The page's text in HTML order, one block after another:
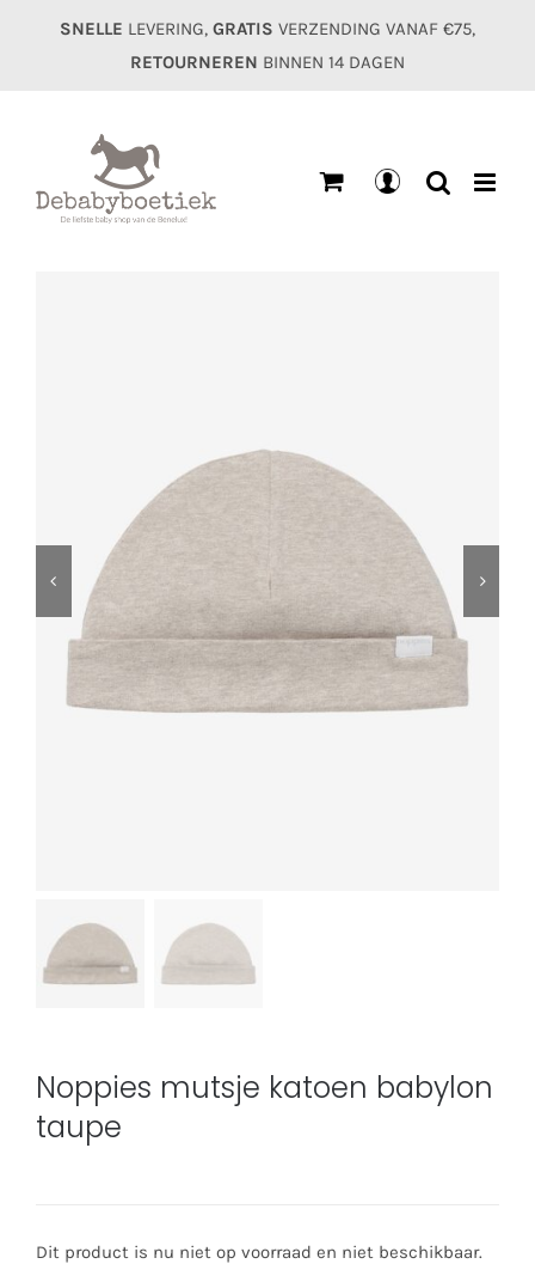
SNELLE LEVERING, GRATIS VERZENDING VANAF €75,
RETOURNEREN BINNEN 14 DAGEN
Noppies mutsje katoen babylon
taupe
Dit product is nu niet op voorraad en niet beschikbaar.